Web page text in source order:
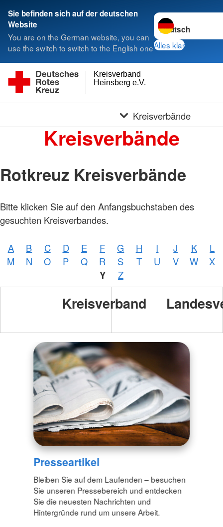
Sie befinden sich auf der deutschen
Website
You are on the German website, you can
use the switch to switch to the English one
Sprache wechseln
Alles klar
Heinsberg e.V.
Kreisverband
Kreisverbände
Kreisverbände
Rotkreuz Kreisverbände
Bitte klicken Sie auf den Anfangsbuchstaben des
gesuchten Kreisverbandes.
A B C D E F G H I J K
L
M
N O P Q R S T U V W X
Y Z
Kreisverband
Presseartikel
Bleiben Sie auf dem Laufenden – besuchen
Sie unseren Pressebereich und entdecken
Sie die neuesten Nachrichten und
Hintergründe rund um unsere Arbeit.